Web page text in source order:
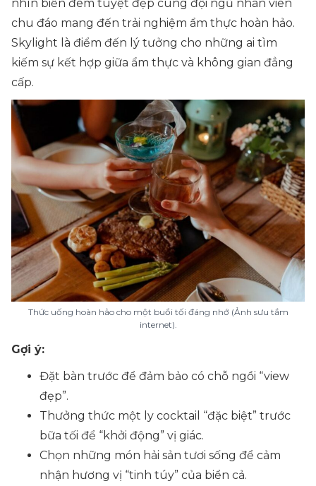
nhìn biển đêm tuyệt đẹp cùng đội ngũ nhân viên
chu đáo mang đến trải nghiệm ẩm thực hoàn hảo.
Skylight là điểm đến lý tưởng cho những ai tìm
kiếm sự kết hợp giữa ẩm thực và không gian đẳng
cấp.
Thức uống hoàn hảo cho một buổi tối đáng nhớ (Ảnh sưu tầm
internet).
Gợi ý:
Đặt bàn trước để đảm bảo có chỗ ngồi “view
đẹp”.
Thưởng thức một ly cocktail “đặc biệt” trước
bữa tối để “khởi động” vị giác.
Chọn những món hải sản tươi sống để cảm
nhận hương vị “tinh túy” của biển cả.